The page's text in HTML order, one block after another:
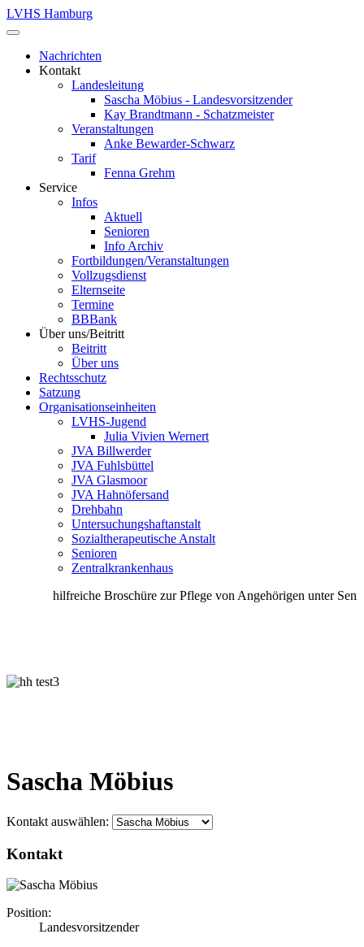
LVHS Hamburg
Nachrichten
Kontakt
Landesleitung
Sascha Möbius - Landesvorsitzender
Kay Brandtmann - Schatzmeister
Veranstaltungen
Anke Bewarder-Schwarz
Tarif
Fenna Grehm
Service
Infos
Aktuell
Senioren
Info Archiv
Fortbildungen/Veranstaltungen
Vollzugsdienst
Elternseite
Termine
BBBank
Über uns/Beitritt
Beitritt
Über uns
Rechtsschutz
Satzung
Organisationseinheiten
LVHS-Jugend
Julia Vivien Wernert
JVA Billwerder
JVA Fuhlsbüttel
JVA Glasmoor
JVA Hahnöfersand
Drehbahn
Untersuchungshaftanstalt
Sozialtherapeutische Anstalt
Senioren
Zentralkrankenhaus
hilfreiche Broschüre zur Pflege von Angehörigen unter
Sascha Möbius
Kontakt auswählen:
Kontakt
Position:
Landesvorsitzender